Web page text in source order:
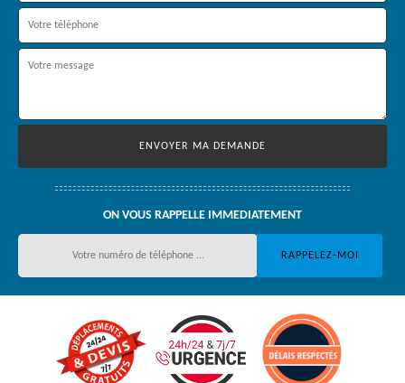
ON VOUS RAPPELLE IMMEDIATEMENT